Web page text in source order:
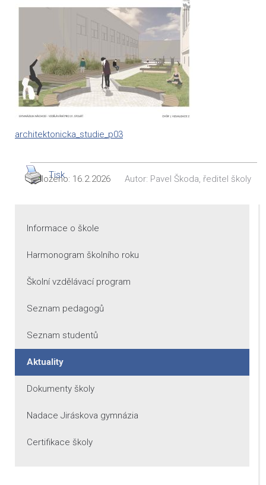
architektonicka_studie_p03
Tisk
Vloženo: 16.2.2026 Autor: Pavel Škoda, ředitel školy
Informace o škole
Harmonogram školního roku
Školní vzdělávací program
Seznam pedagogů
Seznam studentů
Aktuality
Dokumenty školy
Nadace Jiráskova gymnázia
Certifikace školy